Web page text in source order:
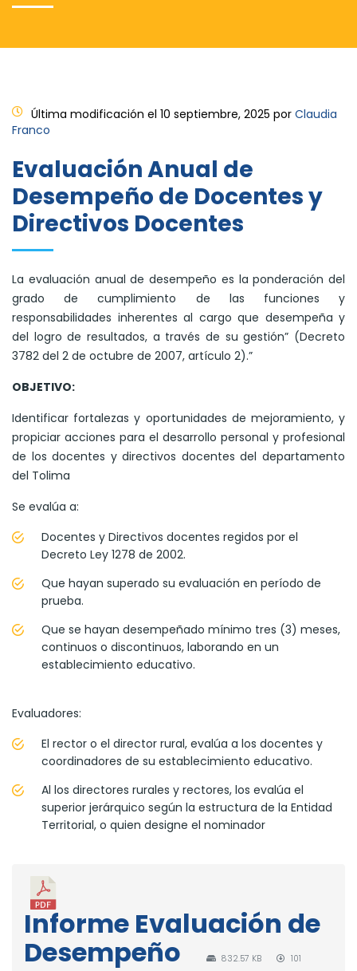
Última modificación el 10 septiembre, 2025 por Claudia
Franco
Evaluación Anual de
Desempeño de Docentes y
Directivos Docentes
La evaluación anual de desempeño es la ponderación del
grado de cumplimiento de las funciones y
responsabilidades inherentes al cargo que desempeña y
del logro de resultados, a través de su gestión” (Decreto
3782 del 2 de octubre de 2007, artículo 2).”
OBJETIVO:
Identificar fortalezas y oportunidades de mejoramiento, y
propiciar acciones para el desarrollo personal y profesional
de los docentes y directivos docentes del departamento
del Tolima
Se evalúa a:
Docentes y Directivos docentes regidos por el
Decreto Ley 1278 de 2002.
Que hayan superado su evaluación en período de
prueba.
Que se hayan desempeñado mínimo tres (3) meses,
continuos o discontinuos, laborando en un
establecimiento educativo.
Evaluadores:
El rector o el director rural, evalúa a los docentes y
coordinadores de su establecimiento educativo.
Al los directores rurales y rectores, los evalúa el
superior jerárquico según la estructura de la Entidad
Territorial, o quien designe el nominador
Informe Evaluación de
Desempeño
832.57 KB 101